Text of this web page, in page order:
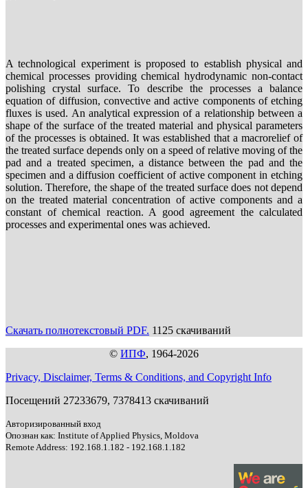
A technological experiment is proposed to establish physical and
chemical processes providing chemical hydrodynamic non-contact
polishing crystal surface. To describe the processes a balance
equation of diffusion, convective and active components of etching
fluxes is used. An analytical expression of a relationship between a
shape of the surface of the treated material and physical parameters
of the processes is obtained. It was established that a macrorelief of
the treated surface depends only on a speed of relative moving of the
pad and a treated specimen, a distance between the pad and the
specimen and a diffusion coefficient of active component in etching
solution. Therefore, the shape of the treated surface does not depend
on the treated material concentration of active components and a
constant of chemical reaction. A good agreement the calculated
processes and experimental ones was achieved.
Скачать полнотекстовый PDF. 1125 скачиваний
© ИПФ, 1964-2026
Privacy, Disclaimer, Terms & Conditions, and Copyright Info
Посещений 27233679, 7378413 скачиваний
Авторизированный вход
Опознан как: Institute of Applied Physics, Moldova
Remote Address: 192.168.1.182 - 192.168.1.182